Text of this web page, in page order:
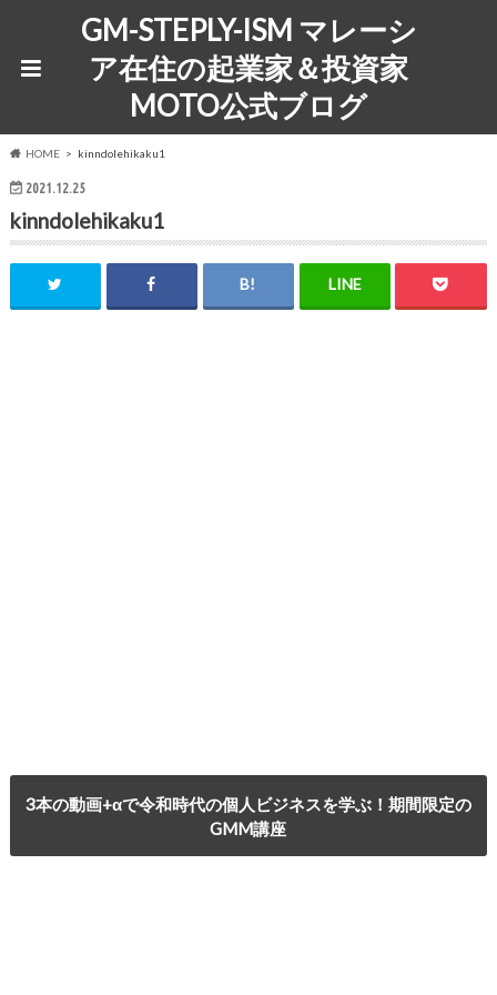
GM-STEPLY-ISM マレーシ
ア在住の起業家＆投資家
MOTO公式ブログ
HOME kinndolehikaku1
2021.12.25
kinndolehikaku1
3本の動画+αで令和時代の個人ビジネスを学ぶ！期間限定の
GMM講座